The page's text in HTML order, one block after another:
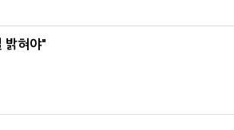
밝혀야"